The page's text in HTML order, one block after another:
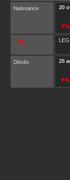
Naissance 20
_FIL
Décès 25